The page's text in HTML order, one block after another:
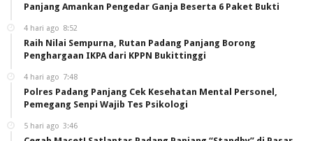
Panjang Amankan Pengedar Ganja Beserta 6 Paket Bukti
4 hari ago 8:52
Raih Nilai Sempurna, Rutan Padang Panjang Borong
Penghargaan IKPA dari KPPN Bukittinggi
4 hari ago 7:48
Polres Padang Panjang Cek Kesehatan Mental Personel,
Pemegang Senpi Wajib Tes Psikologi
5 hari ago 3:46